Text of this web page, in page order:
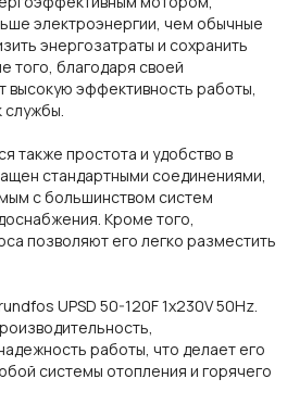
электроэнергии, чем обычные
энергозатраты и сохранить
того, благодаря своей
высокую эффективность работы,
службы.
также простота и удобство в
стандартными соединениями,
с большинством систем
Кроме того,
позволяют его легко разместить
UPSD 50-120F 1x230V 50Hz.
работы, что делает его
системы отопления и горячего